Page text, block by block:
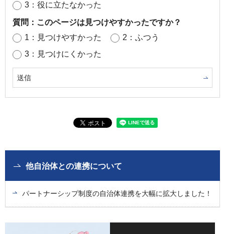
3：役に立たなかった
質問：このページは見つけやすかったですか？
1：見つけやすかった
2：ふつう
3：見つけにくかった
他自治体との連携について
パートナーシップ制度の自治体連携を大幅に拡大しました！